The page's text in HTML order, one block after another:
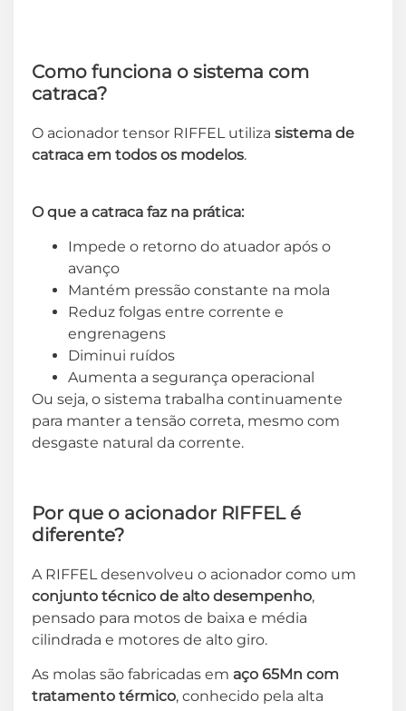
Como funciona o sistema com
catraca?
O acionador tensor RIFFEL utiliza sistema de
catraca em todos os modelos.
O que a catraca faz na prática:
Impede o retorno do atuador após o
avanço
Mantém pressão constante na mola
Reduz folgas entre corrente e
engrenagens
Diminui ruídos
Aumenta a segurança operacional
Ou seja, o sistema trabalha continuamente
para manter a tensão correta, mesmo com
desgaste natural da corrente.
Por que o acionador RIFFEL é
diferente?
A RIFFEL desenvolveu o acionador como um
conjunto técnico de alto desempenho,
pensado para motos de baixa e média
cilindrada e motores de alto giro.
As molas são fabricadas em aço 65Mn com
tratamento térmico, conhecido pela alta